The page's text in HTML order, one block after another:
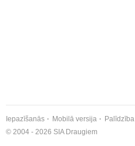
Iepazīšanās Mobilā versija Palīdzība
© 2004 - 2026 SIA Draugiem